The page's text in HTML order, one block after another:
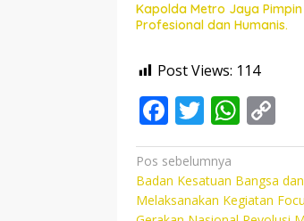
Kapolda Metro Jaya
Profesional dan Humanis.
Post Views: 114
F
ac
e
b
T
w
itt
er
W
h
at
s
o
p
y
Navigasi
pos
Pos sebelumnya
Badan Kesatuan Bangsa
Melaksanakan Kegiatan